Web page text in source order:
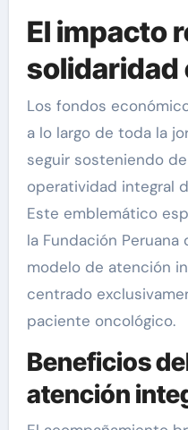
El impacto
solidaridad
Los fondos
a lo largo de toda la
seguir sosteniendo
operatividad integral
Este emblemático
la Fundación
modelo de atención
centrado
paciente oncológico.
Beneficios
atención